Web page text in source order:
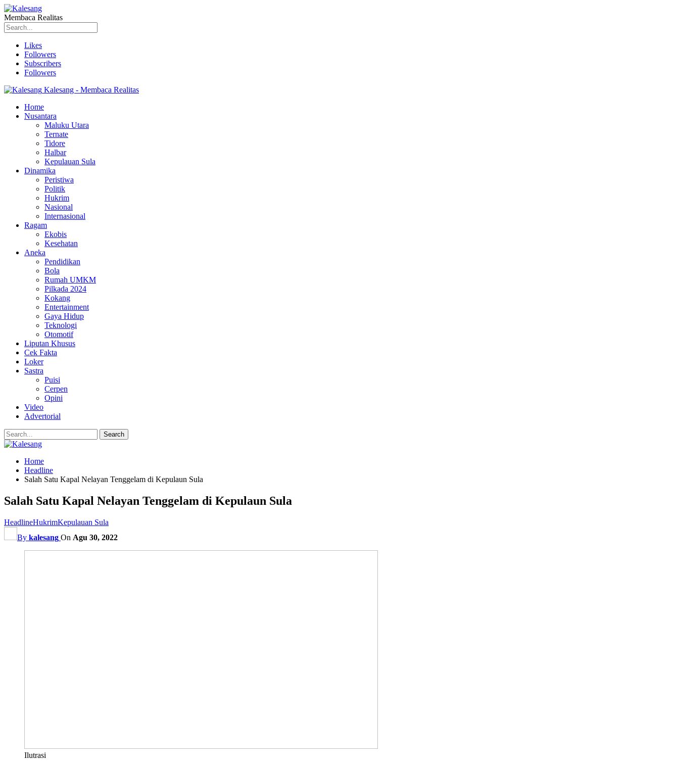
Membaca Realitas
Likes
Followers
Subscribers
Followers
Kalesang - Membaca Realitas
Home
Nusantara
Maluku Utara
Ternate
Tidore
Halbar
Kepulauan Sula
Dinamika
Peristiwa
Politik
Hukrim
Nasional
Internasional
Ragam
Ekobis
Kesehatan
Aneka
Pendidikan
Bola
Rumah UMKM
Pilkada 2024
Kokang
Entertainment
Gaya Hidup
Teknologi
Otomotif
Liputan Khusus
Cek Fakta
Loker
Sastra
Puisi
Cerpen
Opini
Video
Advertorial
Home
Headline
Salah Satu Kapal Nelayan Tenggelam di Kepulaun Sula
Salah Satu Kapal Nelayan Tenggelam di Kepulaun Sula
HeadlineHukrimKepulauan Sula
By kalesang On Agu 30, 2022
Ilutrasi